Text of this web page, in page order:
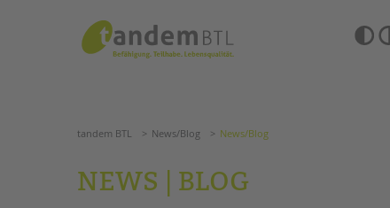
ANGEBOTE
tandem BTL News/Blog
tandem BTL News/Blog News/Blog
NEWS | BLOG